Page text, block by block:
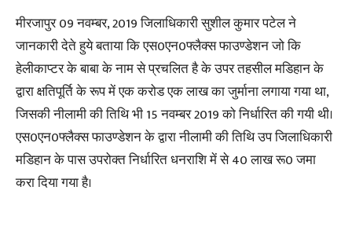
मीरजापुर 09 नवम्बर, 2019 जिलाधिकारी सुशील कुमार पटेल ने
जानकारी देते हुये बताया कि एस0एन0फ्लैक्स फाउण्डेशन जो कि
हेलीकाप्टर के बाबा के नाम से प्रचलित है के उपर तहसील मडिहान के
द्वारा क्षतिपूर्ति के रूप में एक करोड एक लाख का जुर्माना लगाया गया था,
जिसकी नीलामी की तिथि भी 15 नवम्बर 2019 को निर्धारित की गयी थी।
एस0एन0फ्लैक्स फाउण्डेशन के द्वारा नीलामी की तिथि उप जिलाधिकारी
मडिहान के पास उपरोक्त निर्धारित धनराशि में से 40 लाख रू0 जमा
करा दिया गया है।